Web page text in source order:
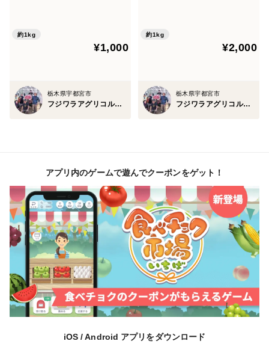
約1kg
¥1,000
栃木県宇都宮市
フジワラアグリコルトゥーラ
約1kg
¥2,000
栃木県宇都宮市
フジワラアグリコルトゥーラ
アプリ内のゲームで遊んでクーポンをゲット！
iOS / Android アプリをダウンロード